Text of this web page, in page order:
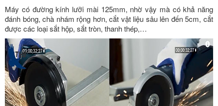
Máy có đường kính lưỡi mài 125mm, nhờ vậy mà có khả năng
đánh bóng, chà nhám rộng hơn, cắt vật liệu sâu lên đến 5cm, cắt
được các loại sắt hộp, sắt tròn, thanh thép,…